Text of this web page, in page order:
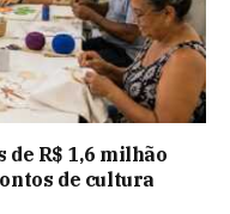
R$ 1,6 milhão
de cultura